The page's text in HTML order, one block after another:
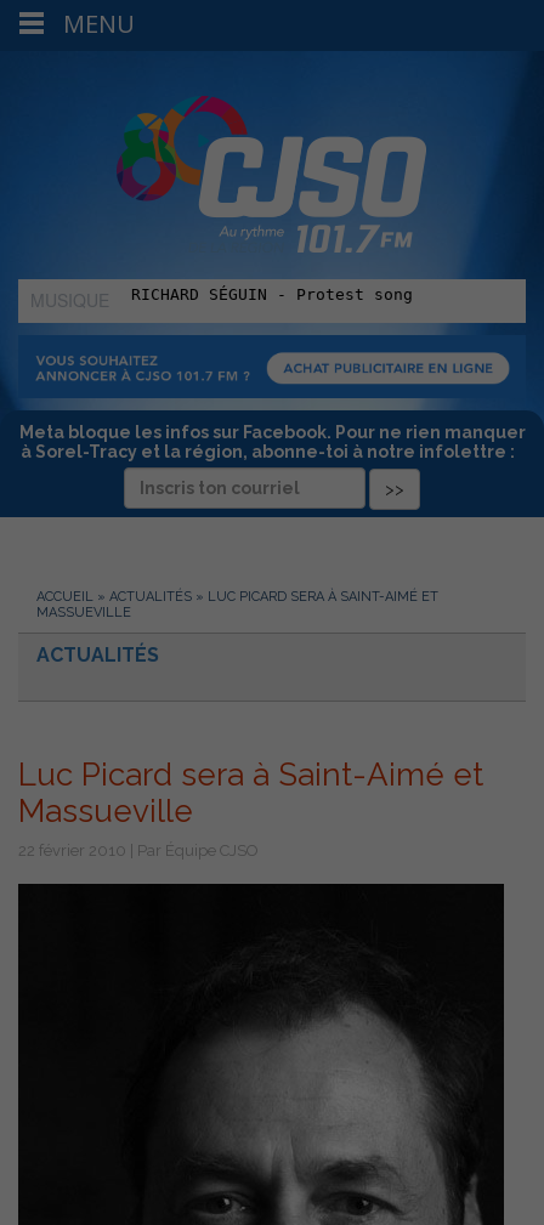
MUSIQUE
:
Meta bloque les infos sur Facebook. Pour ne rien manquer
à Sorel-Tracy et la région, abonne-toi à notre infolettre :
ACCUEIL » ACTUALITÉS » LUC PICARD SERA À SAINT-AIMÉ ET
MASSUEVILLE
ACTUALITÉS
Luc Picard sera à Saint-Aimé et
Massueville
22 février 2010 | Par Équipe CJSO
MENU